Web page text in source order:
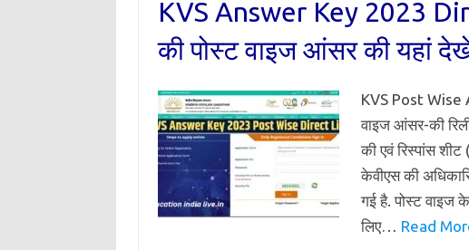
KVS Answer Key 2023
की पोस्ट वाइज आंसर की यहां
KVS Post Wise
वाइज आंसर-की
की एवं रिस्पांस
केवीएस की
गई है. पोस्ट वाइज
लिए… Read